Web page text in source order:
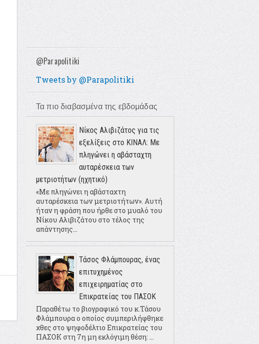
@Parapolitiki
Tweets by @Parapolitiki
Τα πιο διαβασμένα της εβδομάδας
Νίκος Αλιβιζάτος για τις
εξελίξεις στο ΚΙΝΑΛ: Με
πληγώνει η αβάσταχτη
αυταρέσκεια των
μετριοτήτων (ηχητικό)
«Με πληγώνει η αβάσταχτη
αυταρέσκεια των μετριοτήτων». Αυτή
ήταν η φράση που ήρθε στο μυαλό του
Νίκου Αλιβιζάτου στο τέλος της
απάντησης...
Τάσος Φλάμπουρας, ένας
επιτυχημένος
επιχειρηματίας στο
Επικρατείας του ΠΑΣΟΚ
Παραθέτω το βιογραφικό του κ.Τάσου
Φλάμπουρα ο οποίος συμπεριλήφθηκε
χθες στο ψηφοδέλτιο Επικρατείας του
ΠΑΣΟΚ στη 7η μη εκλόγιμη θέση: ...